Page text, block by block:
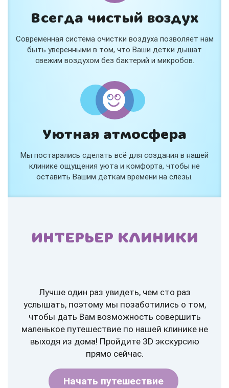
Всегда чистый воздух
Современная система очистки воздуха позволяет нам
быть уверенными в том, что Ваши детки дышат
свежим воздухом без бактерий и микробов.
Уютная атмосфера
Мы постарались сделать всё для создания в нашей
клинике ощущения уюта и комфорта, чтобы не
оставить Вашим деткам времени на слёзы.
ИНТЕРЬЕР КЛИНИКИ
Лучше один раз увидеть, чем сто раз
услышать, поэтому мы позаботились о том,
чтобы дать Вам возможность совершить
маленькое путешествие по нашей клинике не
выходя из дома! Пройдите 3D экскурсию
прямо сейчас.
Начать путешествие